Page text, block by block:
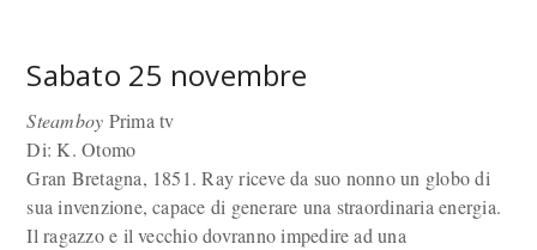
Sabato 25 novembre
Steamboy Prima tv
Di: K. Otomo
Gran Bretagna, 1851. Ray riceve da suo nonno un globo di
sua invenzione, capace di generare una straordinaria energia.
Il ragazzo e il vecchio dovranno impedire ad una